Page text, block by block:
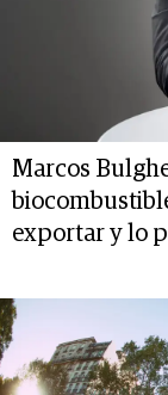
Marcos
exportar y lo